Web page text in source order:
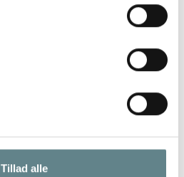
Tillad alle